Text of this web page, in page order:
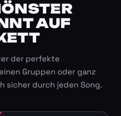
AUF
der perfekte
Gruppen oder ganz
sicher durch jeden Song.